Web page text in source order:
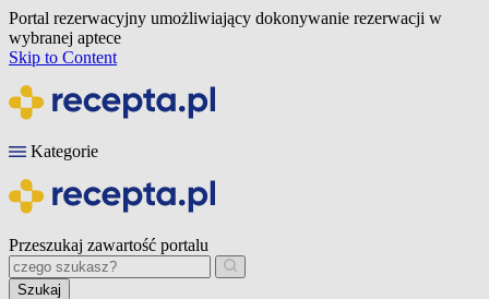
Portal rezerwacyjny umożliwiający dokonywanie rezerwacji w
wybranej aptece
Skip to Content
Kategorie
Przeszukaj zawartość portalu
Szukaj